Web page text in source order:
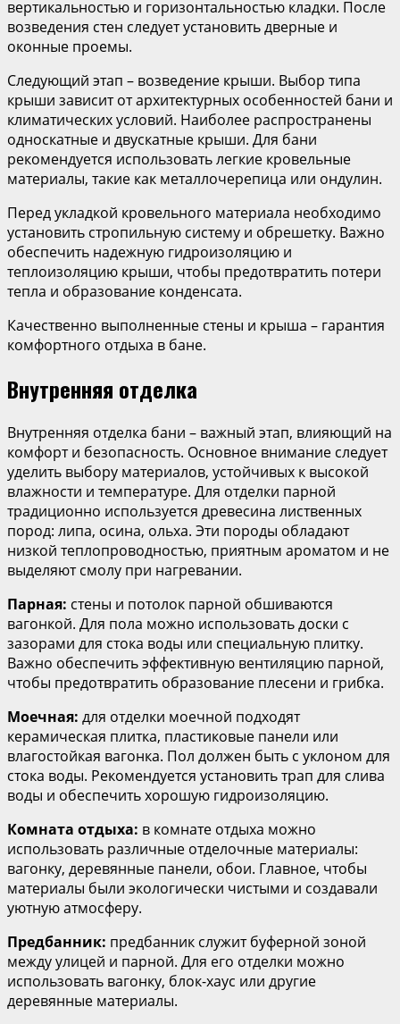
вертикальностью и горизонтальностью кладки. После
возведения стен следует установить дверные и
оконные проемы.
Следующий этап – возведение крыши. Выбор типа
крыши зависит от архитектурных особенностей бани и
климатических условий. Наиболее распространены
односкатные и двускатные крыши. Для бани
рекомендуется использовать легкие кровельные
материалы, такие как металлочерепица или ондулин.
Перед укладкой кровельного материала необходимо
установить стропильную систему и обрешетку. Важно
обеспечить надежную гидроизоляцию и
теплоизоляцию крыши, чтобы предотвратить потери
тепла и образование конденсата.
Качественно выполненные стены и крыша – гарантия
комфортного отдыха в бане.
Внутренняя отделка
Внутренняя отделка бани – важный этап, влияющий на
комфорт и безопасность. Основное внимание следует
уделить выбору материалов, устойчивых к высокой
влажности и температуре. Для отделки парной
традиционно используется древесина лиственных
пород: липа, осина, ольха. Эти породы обладают
низкой теплопроводностью, приятным ароматом и не
выделяют смолу при нагревании.
Парная: стены и потолок парной обшиваются
вагонкой. Для пола можно использовать доски с
зазорами для стока воды или специальную плитку.
Важно обеспечить эффективную вентиляцию парной,
чтобы предотвратить образование плесени и грибка.
Моечная: для отделки моечной подходят
керамическая плитка, пластиковые панели или
влагостойкая вагонка. Пол должен быть с уклоном для
стока воды. Рекомендуется установить трап для слива
воды и обеспечить хорошую гидроизоляцию.
Комната отдыха: в комнате отдыха можно
использовать различные отделочные материалы:
вагонку, деревянные панели, обои. Главное, чтобы
материалы были экологически чистыми и создавали
уютную атмосферу.
Предбанник: предбанник служит буферной зоной
между улицей и парной. Для его отделки можно
использовать вагонку, блок-хаус или другие
деревянные материалы.